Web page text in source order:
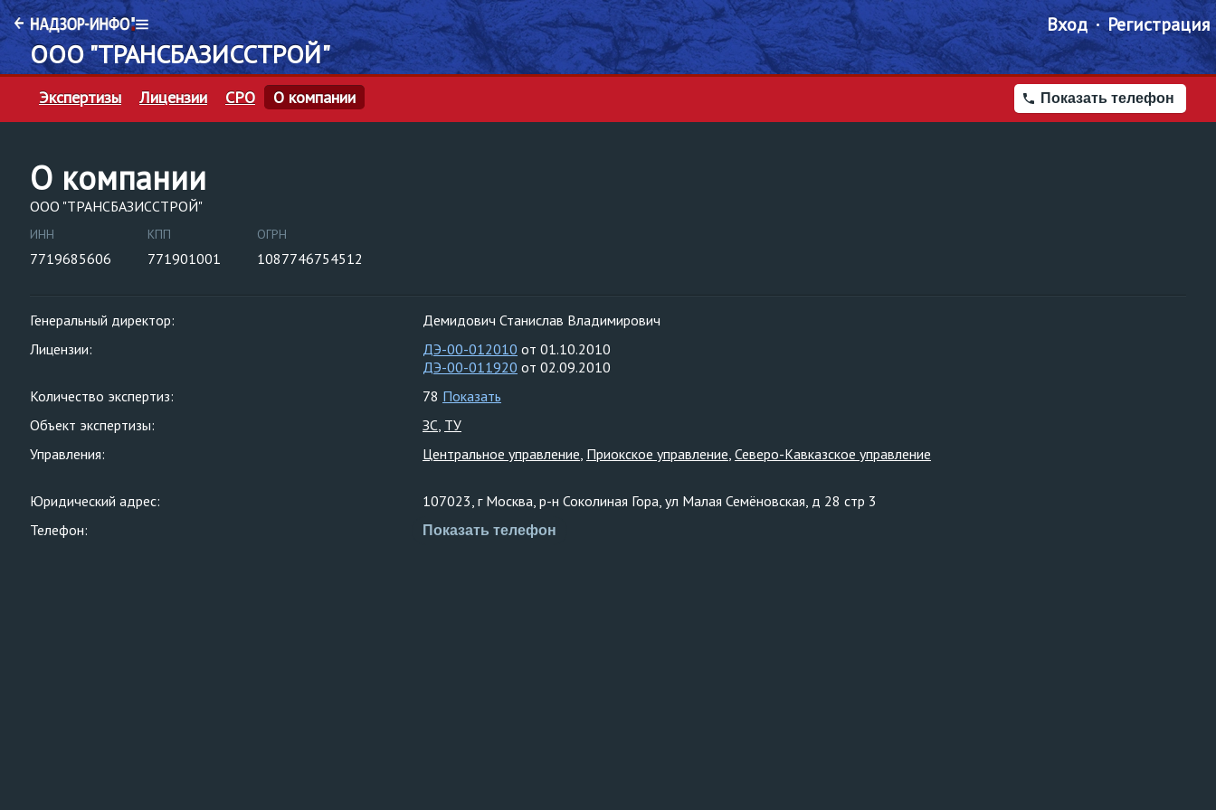
ООО "ТРАНСБАЗИССТРОЙ"
Вход Регистрация
Экспертизы Лицензии СРО О компании Показать телефон
О компании
ООО "ТРАНСБАЗИССТРОЙ"
ИНН
7719685606
КПП
771901001
ОГРН
1087746754512
Генеральный директор:
Демидович Станислав Владимирович
Лицензии:
ДЭ-00-012010 от 01.10.2010
ДЭ-00-011920 от 02.09.2010
Количество экспертиз:
78 Показать
Объект экспертизы:
ЗС ТУ
Управления:
Центральное управление Приокское управление Северо-Кавказское управление
Юридический адрес:
107023, г Москва, р-н Соколиная Гора, ул Малая Семёновская, д 28 стр 3
Телефон:
Показать телефон